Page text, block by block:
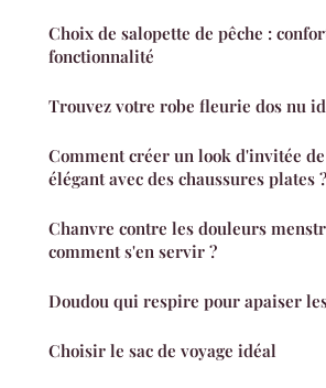
Choix de salopette de pêche :
fonctionnalité
Trouvez votre robe fleurie dos nu
Comment créer un look d'invitée
élégant avec des chaussures plates ?
Chanvre contre les douleurs
comment s'en servir ?
Doudou qui respire pour apaiser
Choisir le sac de voyage idéal